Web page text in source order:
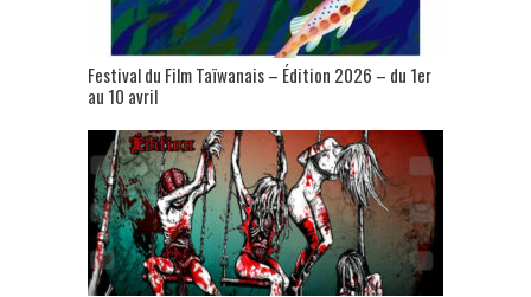
Festival du Film Taïwanais – Édition 2026 – du 1er
au 10 avril